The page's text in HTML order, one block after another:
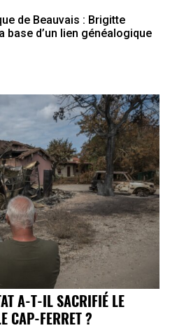
de Beauvais : Brigitte
base d’un lien généalogique
A-T-IL SACRIFIÉ LE
CAP-FERRET ?